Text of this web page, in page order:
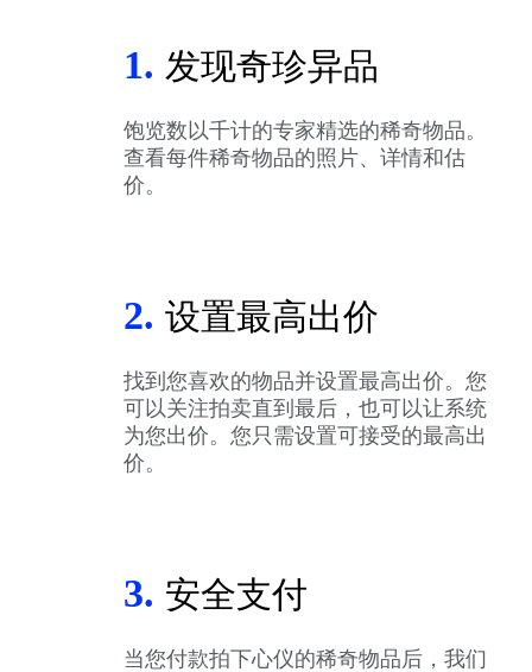
1. 发现奇珍异品
饱览数以千计的专家精选的稀奇物品。
查看每件稀奇物品的照片、详情和估
价。
2. 设置最高出价
找到您喜欢的物品并设置最高出价。您
可以关注拍卖直到最后，也可以让系统
为您出价。您只需设置可接受的最高出
价。
3. 安全支付
当您付款拍下心仪的稀奇物品后，我们